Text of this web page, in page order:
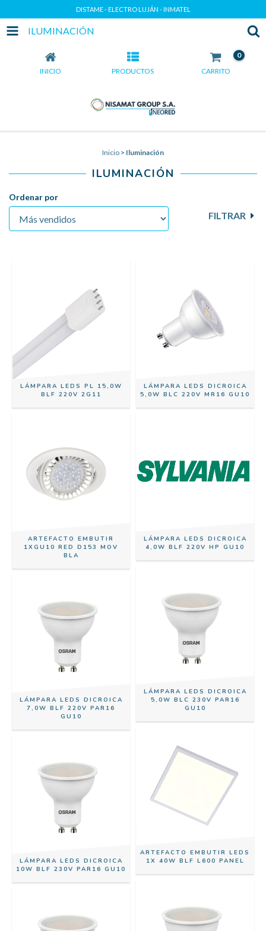
DISTAME - ELECTRO LUJÁN - INMATEL
ILUMINACIÓN
INICIO PRODUCTOS CARRITO
0
Inicio > Iluminación
ILUMINACIÓN
Ordenar por
FILTRAR
LÁMPARA LEDS PL 15,0W
BLF 220V 2G11
LÁMPARA LEDS DICROICA
5,0W BLC 220V MR16 GU10
ARTEFACTO EMBUTIR
1XGU10 RED D153 MOV
BLA
LÁMPARA LEDS DICROICA
4,0W BLF 220V HP GU10
LÁMPARA LEDS DICROICA
7,0W BLF 220V PAR16
GU10
LÁMPARA LEDS DICROICA
5,0W BLC 230V PAR16
GU10
LÁMPARA LEDS DICROICA
10W BLF 230V PAR16 GU10
ARTEFACTO EMBUTIR LEDS
1X 40W BLF L600 PANEL